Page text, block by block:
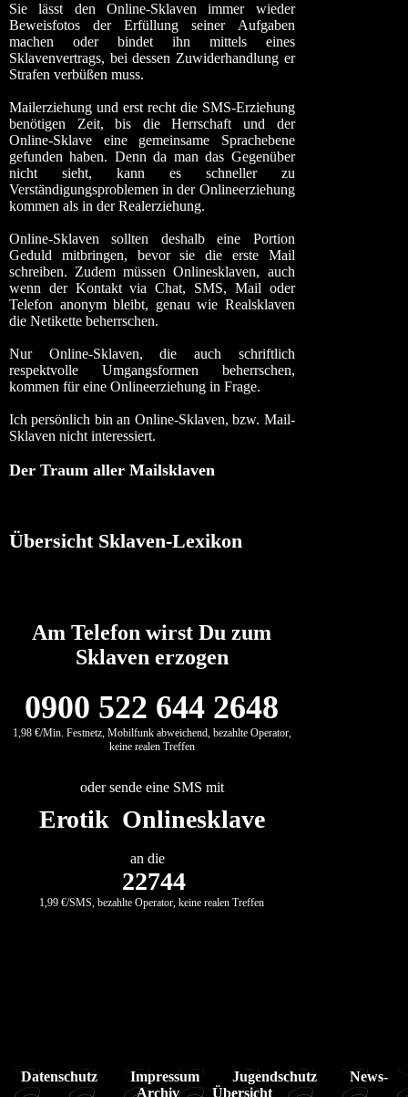
Sie lässt den Online-Sklaven immer wieder
Beweisfotos der Erfüllung seiner Aufgaben
machen oder bindet ihn mittels eines
Sklavenvertrags, bei dessen Zuwiderhandlung er
Strafen verbüßen muss.
Mailerziehung und erst recht die SMS-Erziehung
benötigen Zeit, bis die Herrschaft und der
Online-Sklave eine gemeinsame Sprachebene
gefunden haben. Denn da man das Gegenüber
nicht sieht, kann es schneller zu
Verständigungsproblemen in der Onlineerziehung
kommen als in der Realerziehung.
Online-Sklaven sollten deshalb eine Portion
Geduld mitbringen, bevor sie die erste Mail
schreiben. Zudem müssen Onlinesklaven, auch
wenn der Kontakt via Chat, SMS, Mail oder
Telefon anonym bleibt, genau wie Realsklaven
die Netikette beherrschen.
Nur Online-Sklaven, die auch schriftlich
respektvolle Umgangsformen beherrschen,
kommen für eine Onlineerziehung in Frage.
Ich persönlich bin an Online-Sklaven, bzw. Mail-
Sklaven nicht interessiert.
Der Traum aller Mailsklaven
Übersicht Sklaven-Lexikon
Am Telefon wirst Du zum
Sklaven erzogen
0900 522 644 2648
1,98 €/Min. Festnetz, Mobilfunk abweichend, bezahlte Operator,
keine realen Treffen
oder sende eine SMS mit
Erotik Onlinesklave
an die
22744
1,99 €/SMS, bezahlte Operator, keine realen Treffen
Datenschutz Impressum Jugendschutz
News-
Archiv
Übersicht